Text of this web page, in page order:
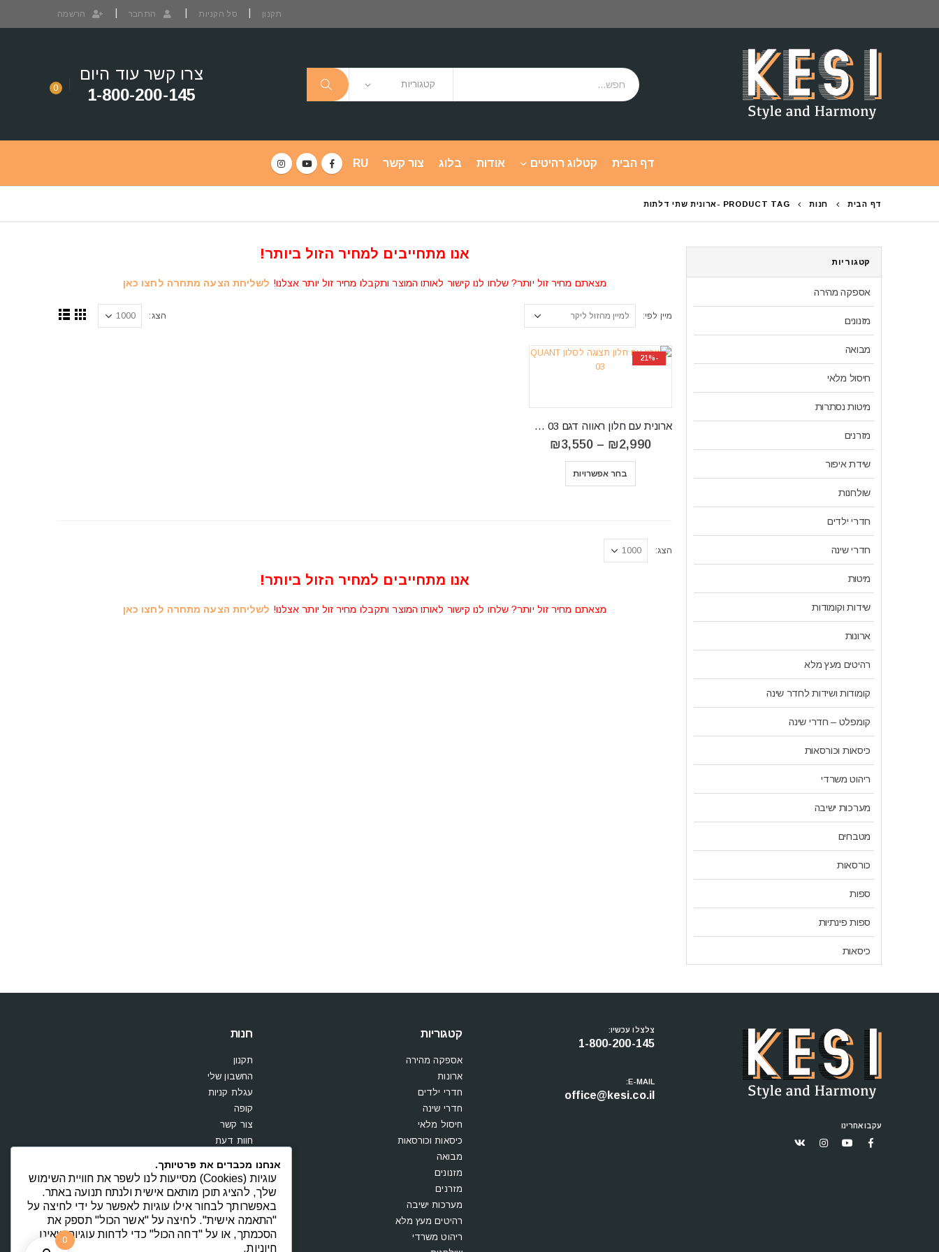
תקנון סל הקניות התחבר הרשמה
קטגוריות
צרו קשר עוד היום
1-800-200-145
0
דף הבית קטלוג רהיטים אודות בלוג צור קשר RU
דף הבית חנות PRODUCT TAG - ארונית שתי דלתות
אנו מתחייבים למחיר הזול ביותר!
מצאתם מחיר זול יותר? שלחו לנו קישור לאותו המוצר ותקבלו מחיר זול יותר אצלנו! לשליחת הצעה מתחרה לחצו כאן
מיין לפי: הצג:
-21%
ארונית עם חלון ראווה דגם QUANT 03
₪2,990
–
₪3,550
טווח
בחר אפשרויות
הצג:
אנו מתחייבים למחיר הזול ביותר!
מצאתם מחיר זול יותר? שלחו לנו קישור לאותו המוצר ותקבלו מחיר זול יותר אצלנו! לשליחת הצעה מתחרה לחצו כאן
קטגוריות
אספקה מהירה
מזנונים
מבואה
חיסול מלאי
מיטות נסתרות
מזרנים
שידת איפור
שולחנות
חדרי ילדים
חדרי שינה
מיטות
שידות וקומודות
ארונות
רהיטים מעץ מלא
קומודות ושידות לחדר שינה
קומפלט – חדרי שינה
כיסאות וכורסאות
ריהוט משרדי
מערכות ישיבה
מטבחים
כורסאות
ספות
ספות פינתיות
כיסאות
עקבו אחרינו
צלצלו עכשיו:
1-800-200-145
E-MAIL:
office@kesi.co.il
קטגוריות
אספקה מהירה
ארונות
חדרי ילדים
חדרי שינה
חיסול מלאי
כיסאות וכורסאות
מבואה
מזנונים
מזרנים
מערכות ישיבה
רהיטים מעץ מלא
ריהוט משרדי
חנות
תקנון
החשבון שלי
עגלת קניות
קופה
צור קשר
חוות דעת
אנחנו מכבדים את פרטיותך.
עוגיות (Cookies) מסייעות לנו לשפר את חוויית השימוש
שלך, להציג תוכן מותאם אישית ולנתח תנועה באתר.
באפשרותך לבחור אילו עוגיות לאפשר על ידי לחיצה על
"התאמה אישית". לחיצה על "אשר הכול" תספק את
הסכמתך, או על "דחה הכול" כדי לדחות עוגיות שאינן
חיוניות.
0